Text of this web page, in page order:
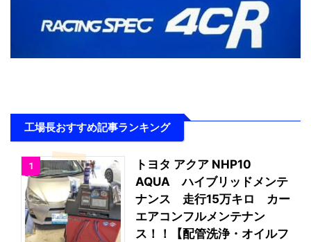
工場長おすすめ記事ランキング
1
トヨタ アクア NHP10
AQUA ハイブリッドメンテ
ナンス 走行15万キロ カー
エアコンフルメンテナン
ス！！【配管洗浄・オイルフ